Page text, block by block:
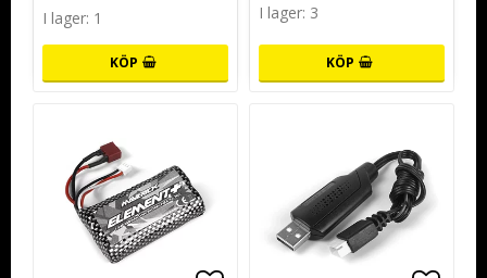
I lager: 1
KÖP
I lager: 3
KÖP